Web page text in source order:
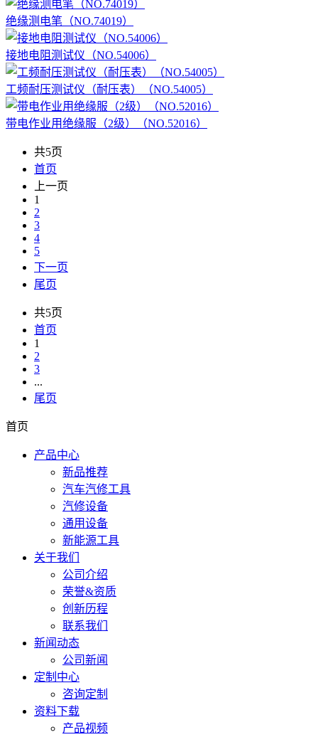
绝缘测电笔（NO.74019）
接地电阻测试仪（NO.54006）
工频耐压测试仪（耐压表）（NO.54005）
带电作业用绝缘服（2级）（NO.52016）
共5页
首页
上一页
1
2
3
4
5
下一页
尾页
共5页
首页
1
2
3
...
尾页
首页
产品中心
新品推荐
汽车汽修工具
汽修设备
通用设备
新能源工具
关于我们
公司介绍
荣誉&资质
创新历程
联系我们
新闻动态
公司新闻
定制中心
咨询定制
资料下载
产品视频